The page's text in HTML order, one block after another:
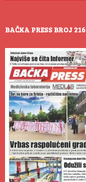
BAČKA PRESS BROJ 216